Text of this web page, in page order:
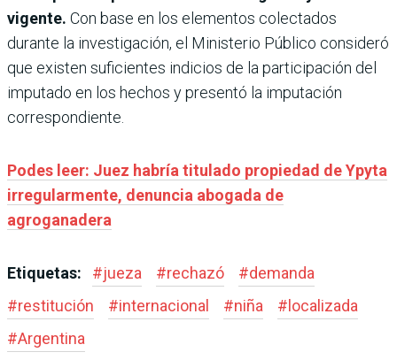
vigente. Con base en los elementos colectados
durante la investigación, el Ministerio Público consideró
que existen suficientes indicios de la participación del
imputado en los hechos y presentó la imputación
correspondiente.
Podes leer: Juez habría titulado propiedad de Ypyta
irregularmente, denuncia abogada de
agroganadera
Etiquetas: #jueza #rechazó #demanda
#restitución #internacional #niña #localizada
#Argentina